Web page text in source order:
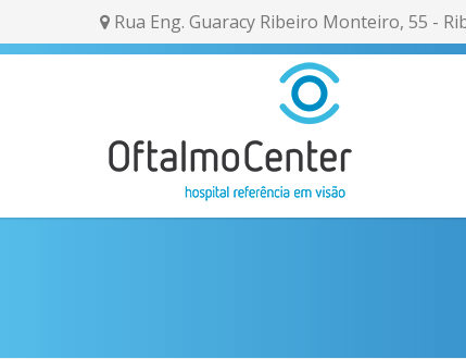
Rua Eng. Guaracy Ribeiro Monteiro, 55 -